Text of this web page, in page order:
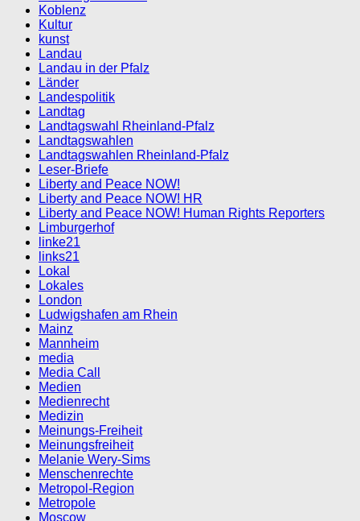
Koblenz
Kultur
kunst
Landau
Landau in der Pfalz
Länder
Landespolitik
Landtag
Landtagswahl Rheinland-Pfalz
Landtagswahlen
Landtagswahlen Rheinland-Pfalz
Leser-Briefe
Liberty and Peace NOW!
Liberty and Peace NOW! HR
Liberty and Peace NOW! Human Rights Reporters
Limburgerhof
linke21
links21
Lokal
Lokales
London
Ludwigshafen am Rhein
Mainz
Mannheim
media
Media Call
Medien
Medienrecht
Medizin
Meinungs-Freiheit
Meinungsfreiheit
Melanie Wery-Sims
Menschenrechte
Metropol-Region
Metropole
Moscow